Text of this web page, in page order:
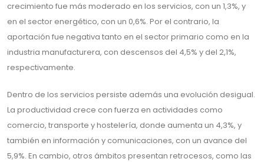
crecimiento fue más moderado en los servicios, con un 1,3%, y
en el sector energético, con un 0,6%. Por el contrario, la
aportación fue negativa tanto en el sector primario como en la
industria manufacturera, con descensos del 4,5% y del 2,1%,
respectivamente.
Dentro de los servicios persiste además una evolución desigual.
La productividad crece con fuerza en actividades como
comercio, transporte y hostelería, donde aumenta un 4,3%, y
también en información y comunicaciones, con un avance del
5,9%. En cambio, otros ámbitos presentan retrocesos, como las